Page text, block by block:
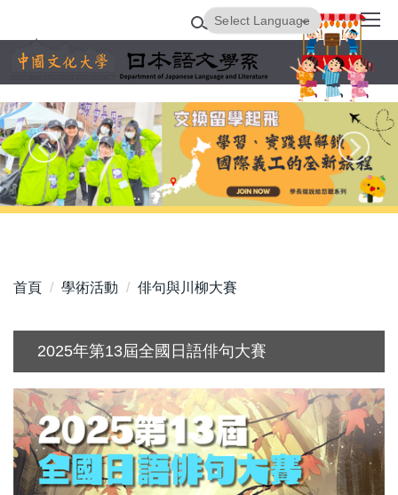
主
內
容
區
Translate
首頁 學術活動 俳句與川柳大賽
2025年第13屆全國日語俳句大賽